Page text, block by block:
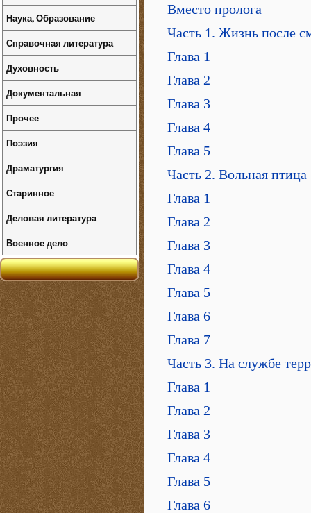
Вместо пролога
Часть 1. Жизнь после
Глава 1
Глава 2
Глава 3
Глава 4
Глава 5
Часть 2. Вольная птица
Глава 1
Глава 2
Глава 3
Глава 4
Глава 5
Глава 6
Глава 7
Часть 3. На службе
Глава 1
Глава 2
Глава 3
Глава 4
Глава 5
Глава 6
Наука, Образование
Справочная литература
Духовность
Документальная
Прочее
Поэзия
Драматургия
Старинное
Деловая литература
Военное дело